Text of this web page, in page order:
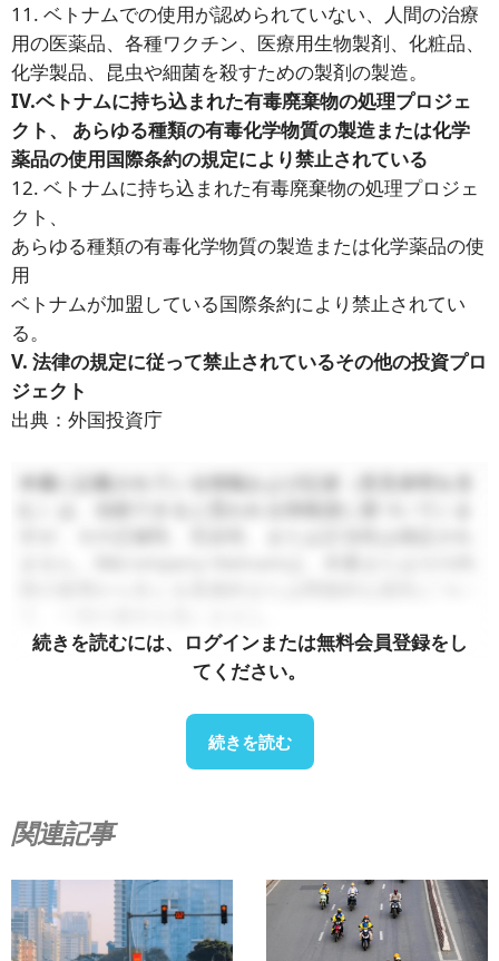
11. ベトナムでの使用が認められていない、人間の治療
用の医薬品、各種ワクチン、医療用生物製剤、化粧品、
化学製品、昆虫や細菌を殺すための製剤の製造。
IV.ベトナムに持ち込まれた有毒廃棄物の処理プロジェ
クト、 あらゆる種類の有毒化学物質の製造または化学
薬品の使用国際条約の規定により禁止されている
12. ベトナムに持ち込まれた有毒廃棄物の処理プロジェ
クト、
あらゆる種類の有毒化学物質の製造または化学薬品の使
用
ベトナムが加盟している国際条約により禁止されてい
る。
V. 法律の規定に従って禁止されているその他の投資プロ
ジェクト
出典：外国投資庁
本書に記載されている情報および記述（意見表明を含
続きを読むには、ログインまたは無料会員登録をし
てください。
続きを読む
関連記事